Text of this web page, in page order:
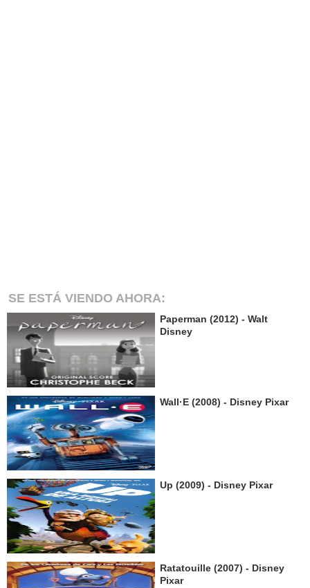
SE ESTÁ VIENDO AHORA:
Paperman (2012) - Walt
Disney
Wall·E (2008) - Disney Pixar
Up (2009) - Disney Pixar
Ratatouille (2007) - Disney
Pixar